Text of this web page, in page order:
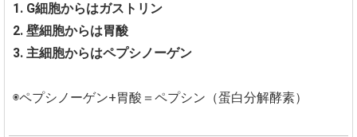
1. G細胞からはガストリン
2. 壁細胞からは胃酸
3. 主細胞からはペプシノーゲン
◉ペプシノーゲン+胃酸＝ペプシン（蛋白分解酵素）